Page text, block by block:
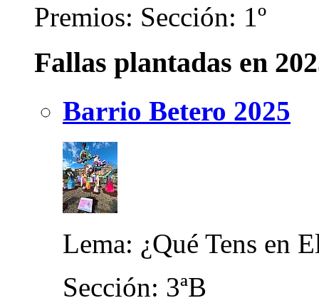
Premios: Sección: 1º
Fallas plantadas en
Barrio Betero 2025
Lema: ¿Qué Tens en
Sección: 3ªB